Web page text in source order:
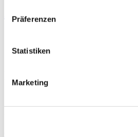
Präferenzen
Statistiken
Marketing
Arberlandklinik
Ärzte & Ärztinnen
Mitarbeitende, die nicht eindeutig einer